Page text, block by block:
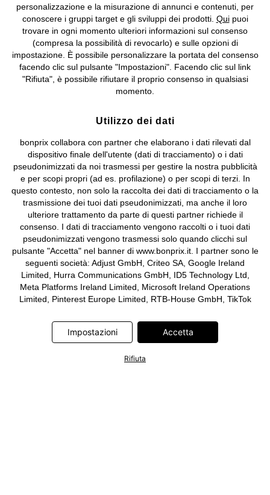
Informazioni legali Diritto di recesso
© 2026 bonprix.
Tutti i diritti riservati.
bonprix S.r.l. con socio unico, sede legale: via Adua 33 - 13855
Valdengo (BI) C.F. 01510910027 - P.I. 01939830020, Reg. Imprese di
Biella n. 01510910027, R.E.A. BI - 171345, N. Reg. Pile:
IT09060P00000858, N. Reg. AEE: IT08020000002105 Capitale
mbH.
personalizzazione e la misurazione di annunci e contenuti, per
conoscere i gruppi target e gli sviluppi dei prodotti. Quipuoi
trovare in ogni momento ulteriori informazioni sul consenso
(compresa la possibilità di revocarlo) e sulle opzioni di
impostazione. È possibile personalizzare la portata del consenso
facendo clic sul pulsante "Impostazioni". Facendo clic sul link
"Rifiuta", è possibile rifiutare il proprio consenso in qualsiasi
momento.
Utilizzo dei dati
bonprix collabora con partner che elaborano i dati rilevati dal
dispositivo finale dell'utente (dati di tracciamento) o i dati
pseudonimizzati da noi trasmessi per gestire la nostra pubblicità
e per scopi propri (ad es. profilazione) o per scopi di terzi. In
questo contesto, non solo la raccolta dei dati di tracciamento o la
trasmissione dei tuoi dati pseudonimizzati, ma anche il loro
ulteriore trattamento da parte di questi partner richiede il
consenso. I dati di tracciamento vengono raccolti o i tuoi dati
pseudonimizzati vengono trasmessi solo quando clicchi sul
pulsante "Accetta" nel banner di www.bonprix.it. I partner sono le
seguenti società: Adjust GmbH, Criteo SA, Google Ireland
Limited, Hurra Communications GmbH, ID5 Technology Ltd,
Meta Platforms Ireland Limited, Microsoft Ireland Operations
Limited, Pinterest Europe Limited, RTB-House GmbH, TikTok
trattamento dei dati da parte di questi partner sono disponibili
nella nostrainformativa privacy e cookie. L'informativa è
Impostazioni Accetta
Rifiuta